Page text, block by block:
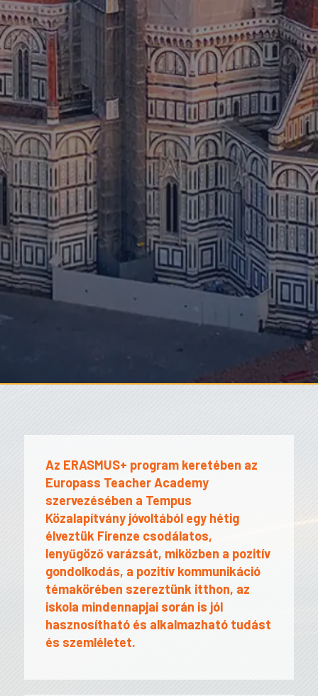
Az ERASMUS+ program keretében az
Europass Teacher Academy
szervezésében a Tempus
Közalapítvány jóvoltából egy hétig
élveztük Firenze csodálatos,
lenyűgöző varázsát, miközben a pozitív
gondolkodás, a pozitív kommunikáció
témakörében szereztünk itthon, az
iskola mindennapjai során is jól
hasznosítható és alkalmazható tudást
és szemléletet.